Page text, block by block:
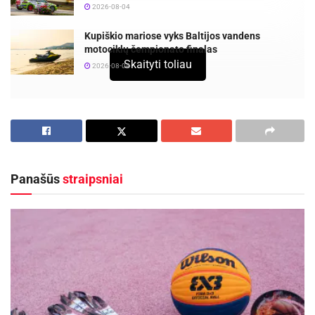
2026-08-04
Kupiškio mariose vyks Baltijos vandens
motociklų čempionato finalas
2026-08-04
lygą grįžusios Jonavos „Lietavos“ vyr. treneriui
permainingas: sudėtinga pradžia, optimalios
sudėties paieškos, įsimintinos pergalės ir
skaudūs pralaimėjimai. Šiais metais buvusiam
atlaikyti, tačiau R. Poškus sezonui rašo gana
aukštą balą ir sako, kad jo vadovaujama
komanda sugebėjo įgyvendinti pagrindinius
iškeltus uždavinius.
Skaityti toliau
Panašūsstraipsniai